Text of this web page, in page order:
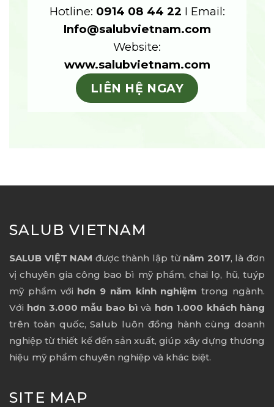
Hotline: 0914 08 44 22 I Email:
Info@salubvietnam.com
Website:
www.salubvietnam.com
LIÊN HỆ NGAY
SALUB VIETNAM
SALUB VIỆT NAM được thành lập từ năm 2017, là đơn
vị chuyên gia công bao bì mỹ phẩm, chai lọ, hũ, tuýp
mỹ phẩm với hơn 9 năm kinh nghiệm trong ngành.
Với hơn 3.000 mẫu bao bì và hơn 1.000 khách hàng
trên toàn quốc, Salub luôn đồng hành cùng doanh
nghiệp từ thiết kế đến sản xuất, giúp xây dựng thương
hiệu mỹ phẩm chuyên nghiệp và khác biệt.
SITE MAP